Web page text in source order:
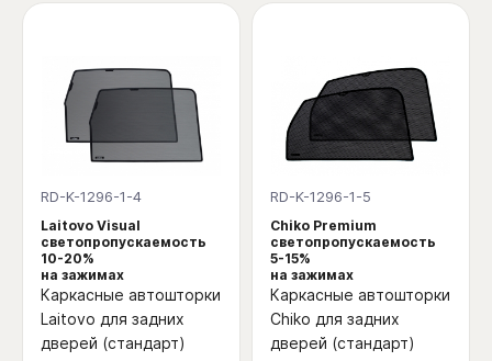
RD-K-1296-1-4
Laitovo Visual
светопропускаемость
10-20%
на зажимах
Каркасные автошторки
Laitovo для задних
дверей (стандарт)
RD-K-1296-1-5
Chiko Premium
светопропускаемость
5-15%
на зажимах
Каркасные автошторки
Chiko для задних
дверей (стандарт)